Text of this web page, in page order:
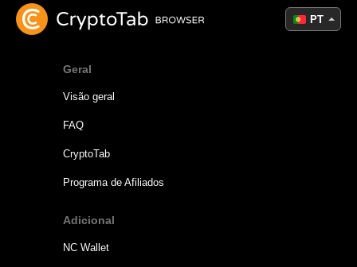
Geral
Visão geral
FAQ
CryptoTab
Programa de Afiliados
Adicional
NC Wallet
PT